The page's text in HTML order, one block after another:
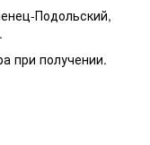
Подольский,
при получении.